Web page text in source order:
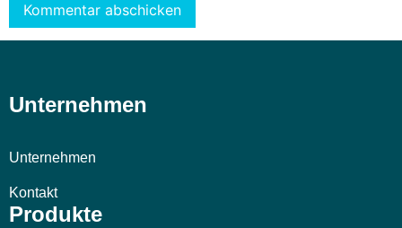
Unternehmen
Unternehmen
Kontakt
Produkte